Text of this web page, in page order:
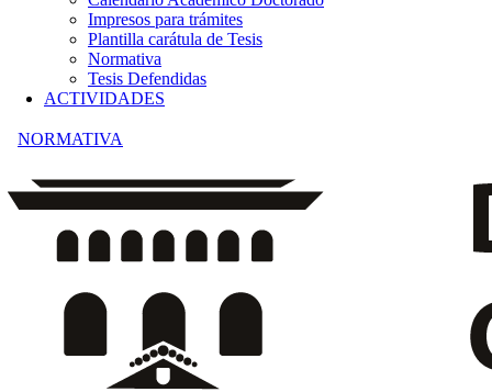
Impresos para trámites
Plantilla carátula de Tesis
Normativa
Tesis Defendidas
ACTIVIDADES
NORMATIVA